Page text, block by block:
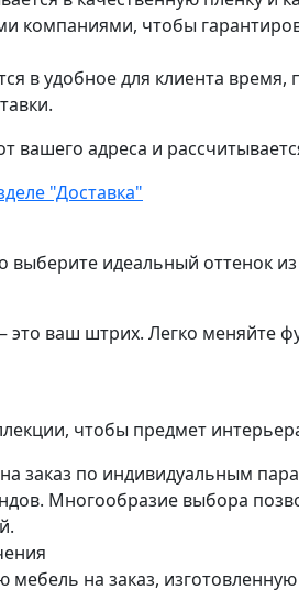
компаниями, чтобы
в удобное для клиента
вашего адреса и
"Доставка"
выберите идеальный оттенок
ваш штрих. Легко меняйте
чтобы предмет
заказ по индивидуальным
Многообразие выбора
на заказ,